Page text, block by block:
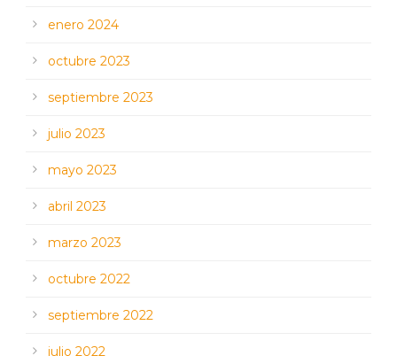
enero 2024
octubre 2023
septiembre 2023
julio 2023
mayo 2023
abril 2023
marzo 2023
octubre 2022
septiembre 2022
julio 2022